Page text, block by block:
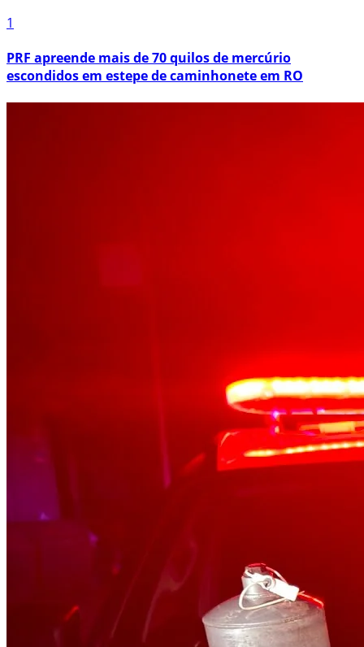
1
PRF apreende mais de 70 quilos de mercúrio
escondidos em estepe de caminhonete em RO